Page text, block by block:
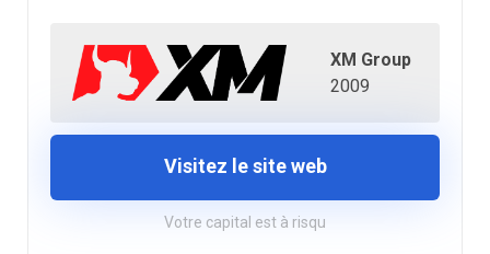
XM Group
2009
Visitez le site web
Votre capital est à risqu